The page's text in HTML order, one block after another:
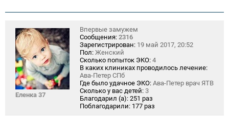
Еленка 37
Впервые замужем
Сообщения: 2316
Зарегистрирован: 19 май 2017, 20:52
Пол: Женский
Сколько попыток ЭКО: 4
В каких клиниках проводилось лечение:
Ава-Петер СПб
Где было удачное ЭКО: Ава-Петер врач ЯТВ
Сколько у вас детей: 3
Благодарил (а): 251 раз
Поблагодарили: 177 раз